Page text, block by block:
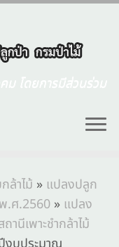
ล้าไม้ » แปลงปลูก
.ศ.2560 » แปลง
นีเพาะชำกล้าไม้